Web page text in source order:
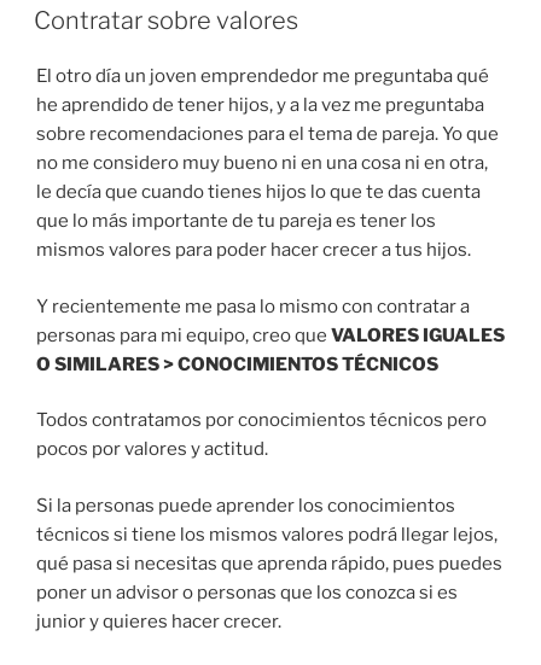
EL
Contratar sobre valores
El otro día un joven emprendedor me preguntaba qué
he aprendido de tener hijos, y a la vez me preguntaba
sobre recomendaciones para el tema de pareja. Yo que
no me considero muy bueno ni en una cosa ni en otra,
le decía que cuando tienes hijos lo que te das cuenta
que lo más importante de tu pareja es tener los
mismos valores para poder hacer crecer a tus hijos.
Y recientemente me pasa lo mismo con contratar a
personas para mi equipo, creo que VALORES IGUALES
O SIMILARES > CONOCIMIENTOS TÉCNICOS
Todos contratamos por conocimientos técnicos pero
pocos por valores y actitud.
Si la personas puede aprender los conocimientos
técnicos si tiene los mismos valores podrá llegar lejos,
qué pasa si necesitas que aprenda rápido, pues puedes
poner un advisor o personas que los conozca si es
junior y quieres hacer crecer.